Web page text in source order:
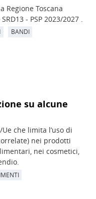
Regione Toscana
- PSP 2023/2027 .
BANDI
su alcune
che limita l’uso di
nei prodotti
nei cosmetici,